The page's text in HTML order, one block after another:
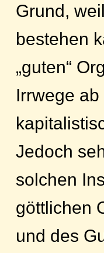
Grund,
bestehen
„guten“
Irrwege
Jedoch
solchen
göttlichen
und des